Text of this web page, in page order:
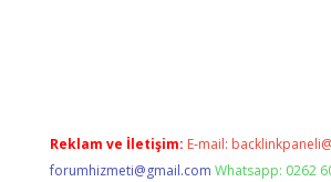
Reklam ve İletişim: E-mail:
forumhizmeti@gmail.com Whatsapp: 0262